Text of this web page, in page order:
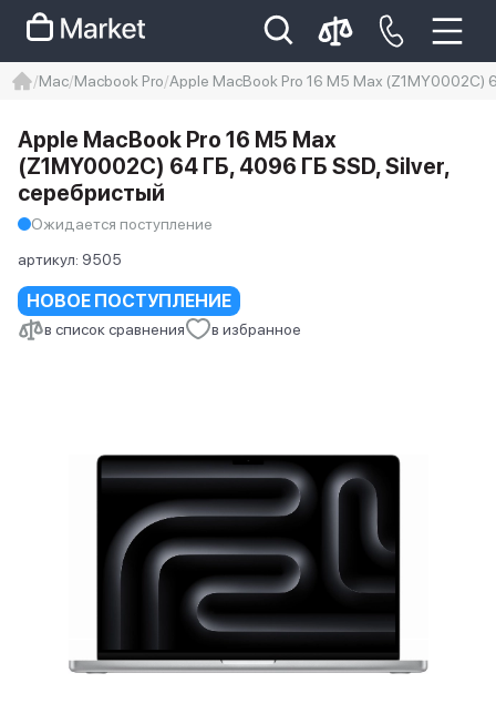
Iphone 14 pro max
айфон 14
Mac Macbook Pro Apple MacBook Pro 16 M5 Max (Z1MY0002C)
НОВОЕ ПОСТУПЛЕНИЕ
в список сравнения в избранное
Apple MacBook Pro 16 M5 Max
(Z1MY0002C) 64 ГБ, 4096 ГБ SSD, Silver,
серебристый
Ожидается поступление
артикул: 9505